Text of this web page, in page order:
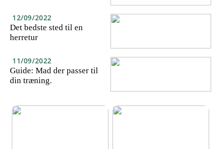
12/09/2022
Det bedste sted til en
herretur
11/09/2022
Guide: Mad der passer til
din træning.